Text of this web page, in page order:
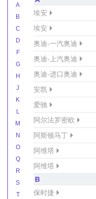
A
B
C
D
F
G
H
J
K
L
M
N
O
Q
R
S
T
埃安
埃安
奥迪-一汽奥迪
奥迪-上汽奥迪
奥迪-进口奥迪
安凯
爱驰
阿尔法罗密欧
阿斯顿马丁
阿维塔
阿维塔
B
保时捷